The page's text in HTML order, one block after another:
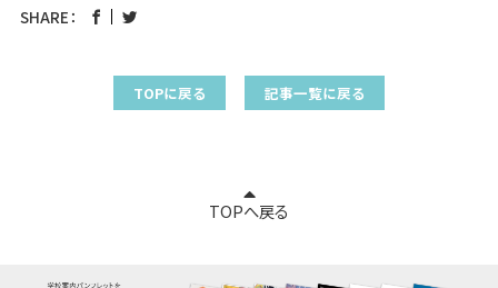
SHARE：
TOPに戻る 記事一覧に戻る
TOPへ戻る